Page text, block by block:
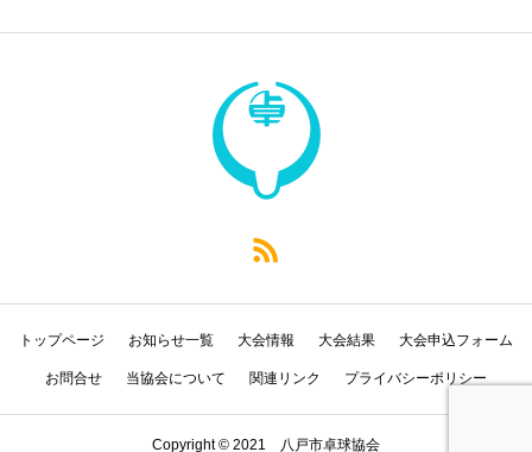
トップページ お知らせ一覧 大会情報 大会結果 大会申込フォーム
お問合せ 当協会について 関連リンク プライバシーポリシー
Copyright © 2021 八戸市卓球協会